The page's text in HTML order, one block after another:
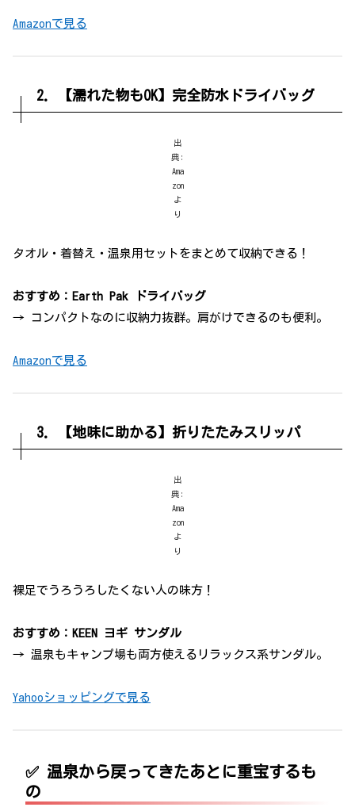
Amazonで見る
2. 【濡れた物もOK】完全防水ドライバッグ
出
典:
Ama
zon
よ
り
タオル・着替え・温泉用セットをまとめて収納できる！
おすすめ：Earth Pak ドライバッグ
→ コンパクトなのに収納力抜群。肩がけできるのも便利。
Amazonで見る
3. 【地味に助かる】折りたたみスリッパ
出
典:
Ama
zon
よ
り
裸足でうろうろしたくない人の味方！
おすすめ：KEEN ヨギ サンダル
→ 温泉もキャンプ場も両方使えるリラックス系サンダル。
Yahooショッピングで見る
✅ 温泉から戻ってきたあとに重宝するも
の